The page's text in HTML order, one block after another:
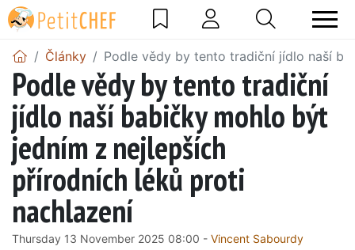
Články Podle vědy by tento tradiční jídlo naší
Podle vědy by tento tradiční
jídlo naší babičky mohlo být
jedním z nejlepších
přírodních léků proti
nachlazení
Thursday 13 November 2025 08:00 - Vincent Sabourdy